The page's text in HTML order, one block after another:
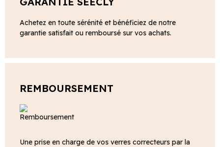
Achetez en toute sérénité et bénéficiez de notre
garantie satisfait ou remboursé sur vos achats.
REMBOURSEMENT
Une prise en charge de vos verres correcteurs par la